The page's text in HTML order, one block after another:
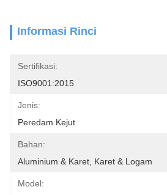
Informasi Rinci
Sertifikasi:
ISO9001:2015
Jenis:
Peredam Kejut
Bahan:
Aluminium & Karet, Karet & Logam
Model: